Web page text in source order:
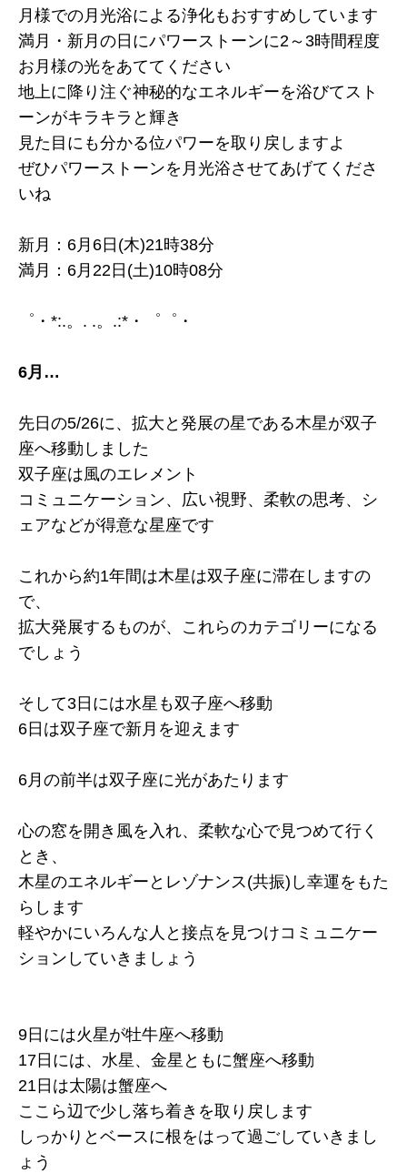
月様での月光浴による浄化もおすすめしています
満月・新月の日にパワーストーンに2～3時間程度
お月様の光をあててください
地上に降り注ぐ神秘的なエネルギーを浴びてスト
ーンがキラキラと輝き
見た目にも分かる位パワーを取り戻しますよ
ぜひパワーストーンを月光浴させてあげてくださ
いね
新月：6月6日(木)21時38分
満月：6月22日(土)10時08分
゜・*:.。. .。.:*・゜゜・
6月…
先日の5/26に、拡大と発展の星である木星が双子
座へ移動しました
双子座は風のエレメント
コミュニケーション、広い視野、柔軟の思考、シ
ェアなどが得意な星座です
これから約1年間は木星は双子座に滞在しますの
で、
拡大発展するものが、これらのカテゴリーになる
でしょう
そして3日には水星も双子座へ移動
6日は双子座で新月を迎えます
6月の前半は双子座に光があたります
心の窓を開き風を入れ、柔軟な心で見つめて行く
とき、
木星のエネルギーとレゾナンス(共振)し幸運をもた
らします
軽やかにいろんな人と接点を見つけコミュニケー
ションしていきましょう
9日には火星が牡牛座へ移動
17日には、水星、金星ともに蟹座へ移動
21日は太陽は蟹座へ
ここら辺で少し落ち着きを取り戻します
しっかりとベースに根をはって過ごしていきまし
ょう